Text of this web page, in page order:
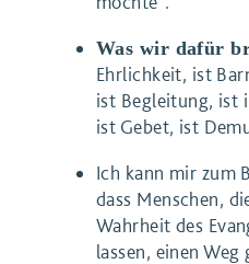
Was wir dafür
Ehrlichkeit, ist
ist Begleitung, ist
ist Gebet, ist
Ich kann mir zum
dass Menschen,
Wahrheit des
lassen, einen Weg